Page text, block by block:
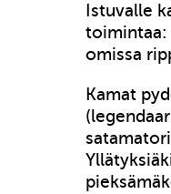
Istuvalle
toimintaa:
omissa
Kamat